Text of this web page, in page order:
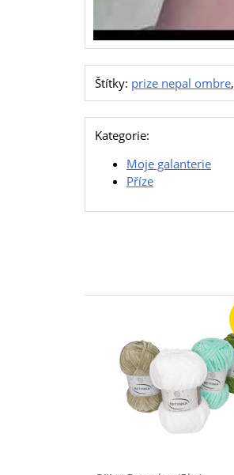
Štítky: prize nepal ombre,
Kategorie:
Moje galanterie
Příze